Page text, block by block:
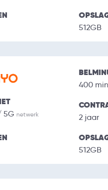
512GB
5G netwerk
400
2 jaar
512GB